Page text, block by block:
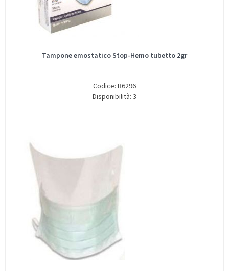
Tampone emostatico Stop-Hemo tubetto 2gr
Codice: B6296
Disponibilità: 3